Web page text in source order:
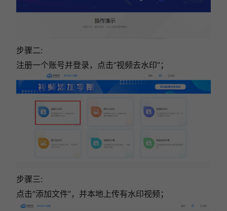
步骤二:
注册一个账号并登录，点击“视频去水印”；
步骤三:
点击“添加文件”，并本地上传有水印视频；